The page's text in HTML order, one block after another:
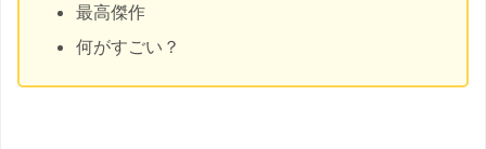
最高傑作
何がすごい？